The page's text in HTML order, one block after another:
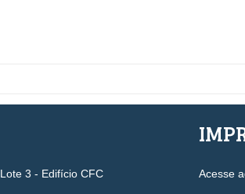
3 - Edifício CFC
Acesse